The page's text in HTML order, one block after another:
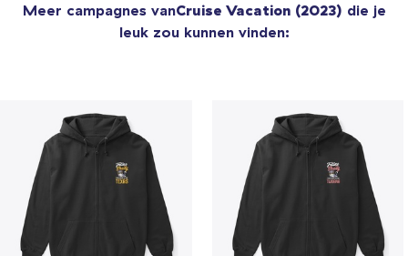
Meer campagnes vanCruise Vacation (2023) die je
leuk zou kunnen vinden: